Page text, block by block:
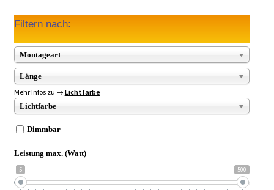
Filtern nach:
Montageart
Länge
Mehr Infos zu → Lichtfarbe
Lichtfarbe
Dimmbar
Leistung max. (Watt)
5 500